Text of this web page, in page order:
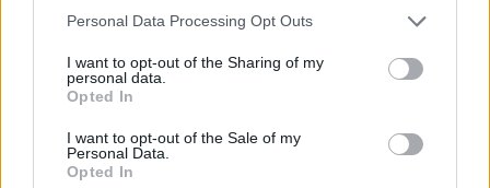
Please note that this website/app uses one or more Google
not limited to your visit or usage behaviour. You may click to
grant or deny consent to Google and its third-party tags to
use your data for below specified purposes in below Google
consent section.
Personal Data Processing Opt Outs
I want to opt-out of the Sharing of my
personal data.
Opted In
I want to opt-out of the Sale of my
Personal Data.
Opted In
Δίπλα του βρίσκεται η Margaret, την οποία
ενσαρκώνει η Emily Blunt. Πρόκειται για μια
μετεωρολόγο τηλεοπτικού σταθμού στο Kansas City, η
αρχίζει απροσδόκητα να εκπέμπει περίεργους,
εξωγήινους ήχους και να μιλά σε μια ακατάληπτη